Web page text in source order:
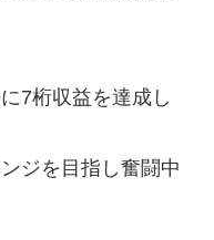
7桁収益を達成し
ジを目指し奮闘中